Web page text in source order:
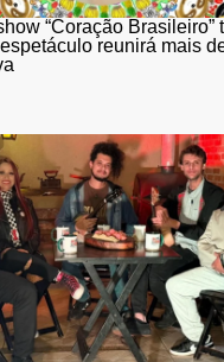
“Coração Brasileiro”
reunirá mais